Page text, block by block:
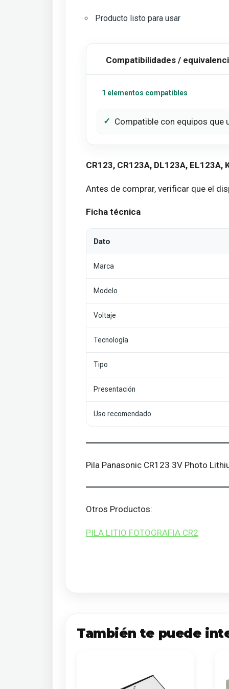
Producto listo para usar
Compatibilidades /
1 elementos compatibles
Compatible con equipos que
CR123, CR123A, DL123A, EL123A,
Antes de comprar, verificar que el
Ficha técnica
Dato
Marca
Modelo
Voltaje
Tecnología
Tipo
Presentación
Uso recomendado
Pila Panasonic CR123 3V Photo
Otros Productos:
PILA LITIO FOTOGRAFIA CR2
También te puede